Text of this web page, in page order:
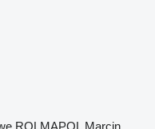
ROLMAPOL Marcin